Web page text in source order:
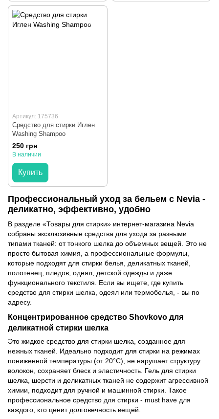
Артикул: 175736
Средство для стирки Иглен
Washing Shampoo
250 грн
В наличии
Купить
Профессиональный уход за бельем с Nevia -
деликатно, эффективно, удобно
В разделе «Товары для стирки» интернет-магазина Nevia
собраны эксклюзивные средства для ухода за разными
типами тканей: от тонкого шелка до объемных вещей. Это не
просто бытовая химия, а профессиональные формулы,
которые подходят для стирки белья, деликатных тканей,
полотенец, пледов, одеял, детской одежды и даже
функционального текстиля. Если вы ищете, где купить
средство для стирки шелка, одеял или термобелья, - вы по
адресу.
Концентрированное средство Shovkovo для
деликатной стирки шелка
Это жидкое средство для стирки шелка, созданное для
нежных тканей. Идеально подходит для стирки на режимах
пониженной температуры (от 20°C), не нарушает структуру
волокон, сохраняет блеск и эластичность. Гель для стирки
шелка, шерсти и деликатных тканей не содержит агрессивной
химии, подходит для ручной и машинной стирки. Такое
профессиональное средство для стирки - must have для
каждого, кто ценит долговечность вещей.